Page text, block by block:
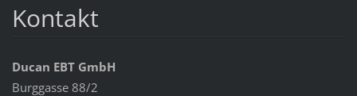
Kontakt
Ducan EBT GmbH
Burggasse 88/2